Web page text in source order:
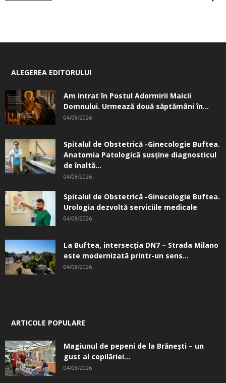
ALEGEREA EDITORULUI
Am intrat în Postul Adormirii Maicii
Domnului. Urmează două săptămâni în...
04/08/2026
Spitalul de Obstetrică -Ginecologie Buftea.
Anatomia Patologică susţine diagnosticul
de înaltă...
04/08/2026
Spitalul de Obstetrică -Ginecologie Buftea.
Urologia dezvoltă serviciile medicale
04/08/2026
La Buftea, intersecţia DN7 – Strada Milano
este modernizată printr-un sens...
04/08/2026
ARTICOLE POPULARE
Magiunul de pepeni de la Brăneşti – un
gust al copilăriei...
04/08/2026